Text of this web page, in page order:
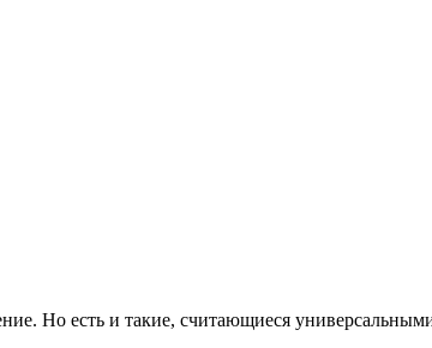
Но есть и такие, считающиеся